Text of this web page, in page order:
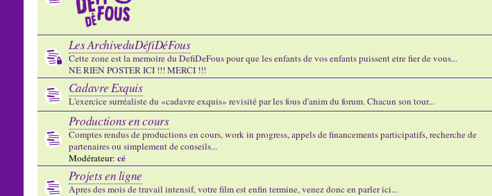
Les ArchiveduDéfiDéFous
Cette zone est la memoire du DefiDeFous pour que les enfants de vos enfants puissent etre fier de vous...
NE RIEN POSTER ICI !!! MERCI !!!
Cadavre Exquis
L'exercice surréaliste du «cadavre exquis» revisité par les fous d'anim du forum. Chacun son tour...
Productions en cours
Comptes rendus de productions en cours, work in progress, appels de financements participatifs, recherche de
partenaires ou simplement de conseils...
Modérateur: cé
Projets en ligne
Apres des mois de travail intensif, votre film est enfin termine, venez donc en parler ici...